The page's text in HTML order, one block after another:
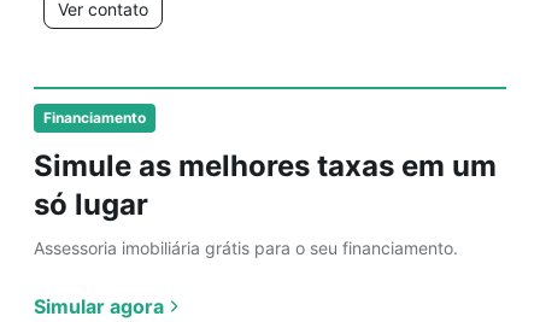
Financiamento
Simule as melhores taxas em um
só lugar
Assessoria imobiliária grátis para o seu financiamento.
Simular agora
Ver contato